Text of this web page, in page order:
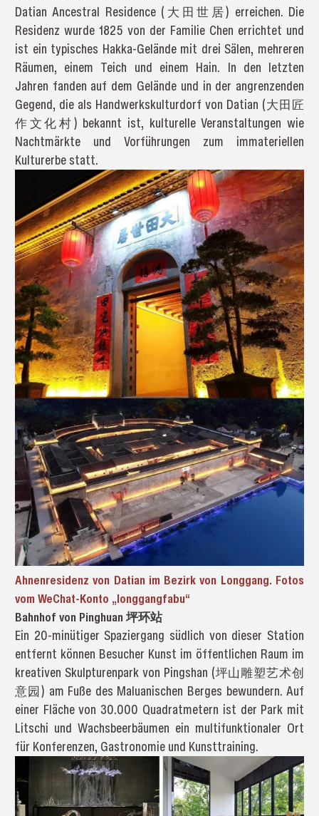
Datian Ancestral Residence (大田世居) erreichen. Die
Residenz wurde 1825 von der Familie Chen errichtet und
ist ein typisches Hakka-Gelände mit drei Sälen, mehreren
Räumen, einem Teich und einem Hain. In den letzten
Jahren fanden auf dem Gelände und in der angrenzenden
Gegend, die als Handwerkskulturdorf von Datian (大田匠
作文化村) bekannt ist, kulturelle Veranstaltungen wie
Nachtmärkte und Vorführungen zum immateriellen
Kulturerbe statt.
Ahnenresidenz von Datian im Bezirk von Longgang. Fotos
vom WeChat-Konto „longgangfabu“
Bahnhof von Pinghuan 坪环站
Ein 20-minütiger Spaziergang südlich von dieser Station
entfernt können Besucher Kunst im öffentlichen Raum im
kreativen Skulpturenpark von Pingshan (坪山雕塑艺术创
意园) am Fuße des Maluanischen Berges bewundern. Auf
einer Fläche von 30.000 Quadratmetern ist der Park mit
Litschi und Wachsbeerbäumen ein multifunktionaler Ort
für Konferenzen, Gastronomie und Kunsttraining.